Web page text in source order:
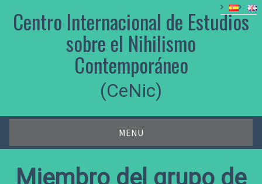
contentCentro Internacional de Estudios
sobre el Nihilismo
Contemporáneo
(CeNic)
MENU
Miembro del grupo de